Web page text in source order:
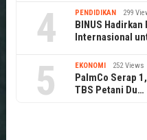
4 PENDIDIKAN 299
BINUS Hadirkan
Internasional
5 EKONOMI 252 Views
PalmCo Serap
TBS Petani Du…